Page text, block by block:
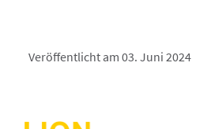
Veröffentlicht am 03. Juni 2024